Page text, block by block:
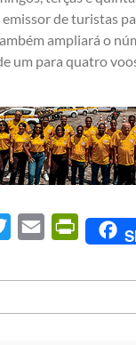
de turistas
ampliará o
um para quatro
Twitter Email